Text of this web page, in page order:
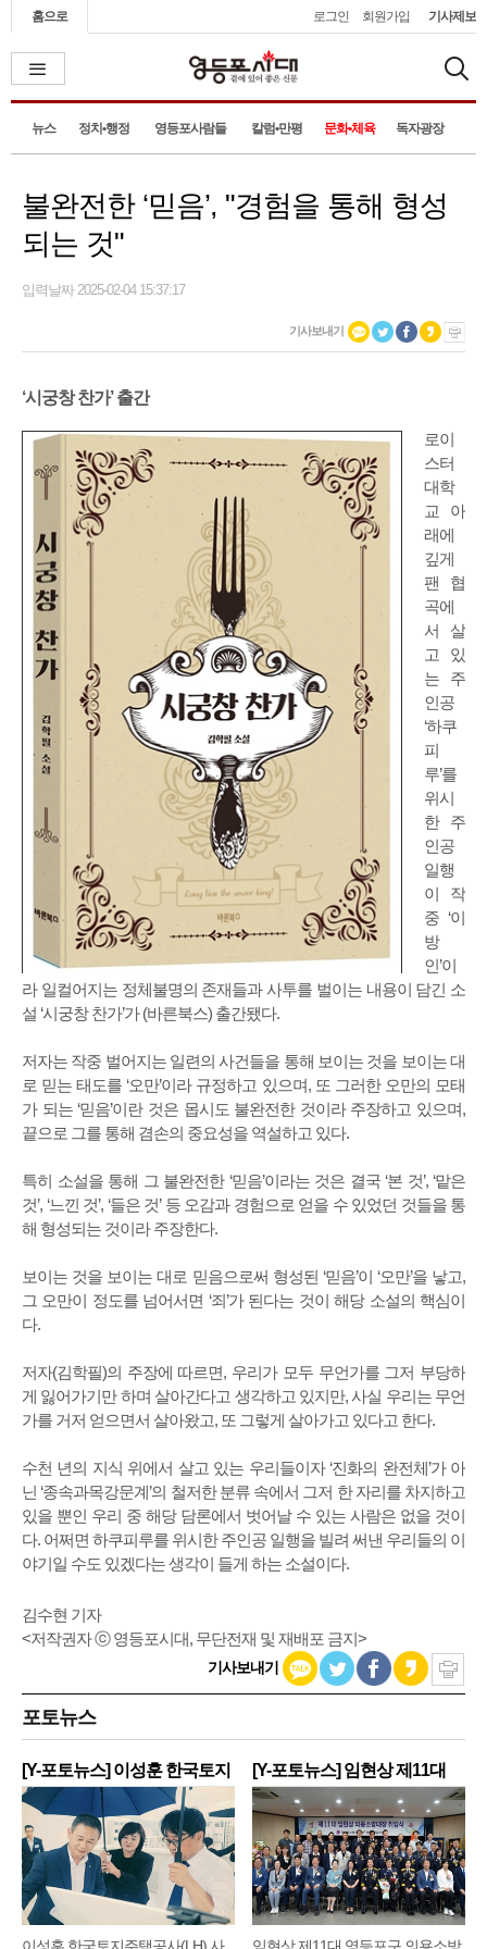
홈으로 로그인 회원가입 기사제보
뉴스 정치•행정 영등포사람들 칼럼•만평 문화•체육 독자광장
불완전한 ‘믿음’, "경험을 통해 형성
되는 것"
입력날짜 2025-02-04 15:37:17
기사보내기
‘시궁창 찬가’ 출간
로이
스터
대학
교 아
래에
깊게
팬 협
곡에
서 살
고 있
는 주
인공
‘하쿠
피
루’를
위시
한 주
인공
일행
이 작
중 ‘이
방
인’이
라 일컬어지는 정체불명의 존재들과 사투를 벌이는 내용이 담긴 소
설 ‘시궁창 찬가’가 (바른북스) 출간됐다.
저자는 작중 벌어지는 일련의 사건들을 통해 보이는 것을 보이는 대
로 믿는 태도를 ‘오만’이라 규정하고 있으며, 또 그러한 오만의 모태
가 되는 ‘믿음’이란 것은 몹시도 불완전한 것이라 주장하고 있으며,
끝으로 그를 통해 겸손의 중요성을 역설하고 있다.
특히 소설을 통해 그 불완전한 ‘믿음’이라는 것은 결국 ‘본 것’, ‘맡은
것’, ‘느낀 것’, ‘들은 것’ 등 오감과 경험으로 얻을 수 있었던 것들을 통
해 형성되는 것이라 주장한다.
보이는 것을 보이는 대로 믿음으로써 형성된 ‘믿음’이 ‘오만’을 낳고,
그 오만이 정도를 넘어서면 ‘죄’가 된다는 것이 해당 소설의 핵심이
다.
저자(김학필)의 주장에 따르면, 우리가 모두 무언가를 그저 부당하
게 잃어가기만 하며 살아간다고 생각하고 있지만, 사실 우리는 무언
가를 거저 얻으면서 살아왔고, 또 그렇게 살아가고 있다고 한다.
수천 년의 지식 위에서 살고 있는 우리들이자 ‘진화의 완전체’가 아
닌 ‘종속과목강문계’의 철저한 분류 속에서 그저 한 자리를 차지하고
있을 뿐인 우리 중 해당 담론에서 벗어날 수 있는 사람은 없을 것이
다. 어쩌면 하쿠피루를 위시한 주인공 일행을 빌려 써낸 우리들의 이
야기일 수도 있겠다는 생각이 들게 하는 소설이다.
김수현 기자
<저작권자 ⓒ 영등포시대, 무단전재 및 재배포 금지>
기사보내기
포토뉴스
[Y-포토뉴스] 이성훈 한국토지
주
이성훈 한국토지주택공사(LH) 사
[Y-포토뉴스] 임현상 제11대
영
임현상 제11대 영등포구 의용소방